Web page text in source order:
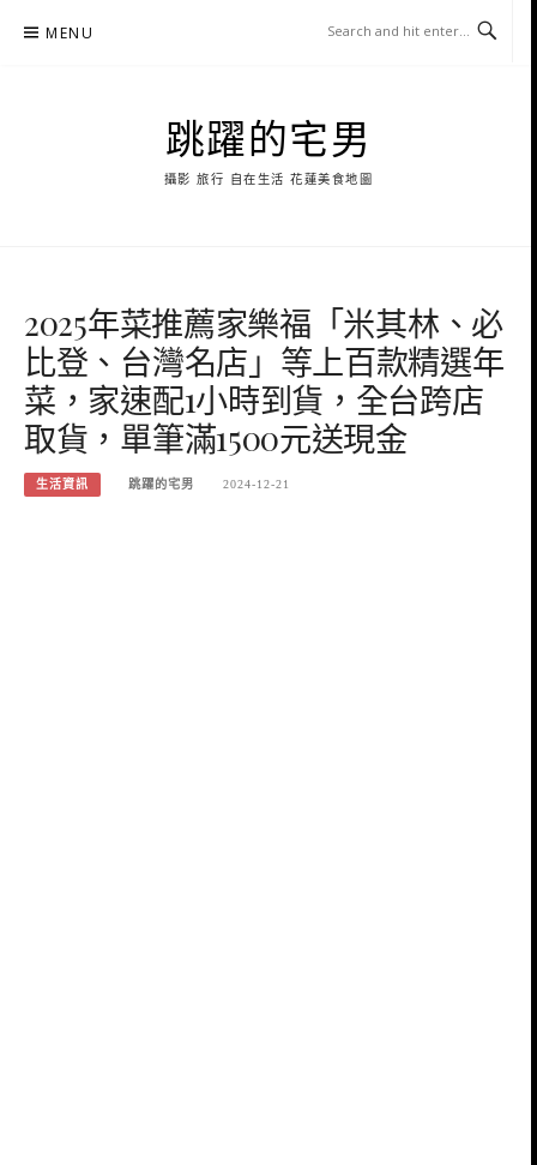
MENU
跳躍的宅男
攝影 旅行 自在生活 花蓮美食地圖
2025年菜推薦家樂福「米其林、必
比登、台灣名店」等上百款精選年
菜，家速配1小時到貨，全台跨店
取貨，單筆滿1500元送現金
生活資訊 跳躍的宅男 2024-12-21